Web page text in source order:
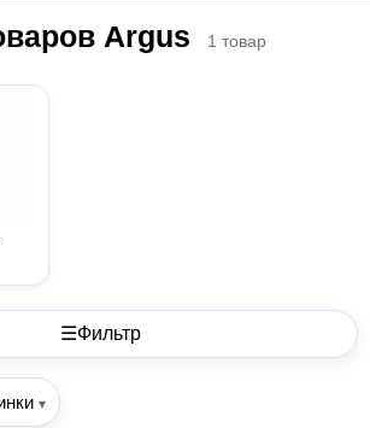
Argus 1 товар
☰Фильтр
▾